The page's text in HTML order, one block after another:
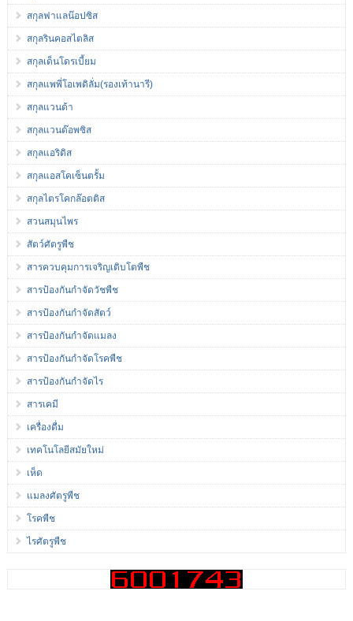
สกุลฟาแลน๊อปซิส
สกุลรินคอสไตลิส
สกุลเด็นโดรเบี้ยม
สกุลแพพี่โอเพดิลั่ม(รองเท้านารี)
สกุลแวนด้า
สกุลแวนด๊อพซิส
สกุลแอริดิส
สกุลแอสโคเซ็นตรั้ม
สกุลไตรโคกล๊อตติส
สวนสมุนไพร
สัตว์ศัตรูพืช
สารควบคุมการเจริญเติบโตพืช
สารป้องกันกำจัดวัชพืช
สารป้องกันกำจัดสัตว์
สารป้องกันกำจัดแมลง
สารป้องกันกำจัดโรคพืช
สารป้องกันกำจัดไร
สารเคมี
เครื่องดื่ม
เทคโนโลยีสมัยใหม่
เห็ด
แมลงศัตรูพืช
โรคพืช
ไรศัตรูพืช